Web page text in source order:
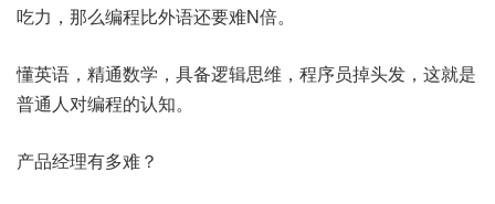
吃力，那么编程比外语还要难N倍。
懂英语，精通数学，具备逻辑思维，程序员掉头发，这就是
普通人对编程的认知。
产品经理有多难？